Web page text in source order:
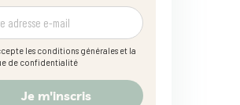
les conditions générales et la
de confidentialité
Je m'inscris